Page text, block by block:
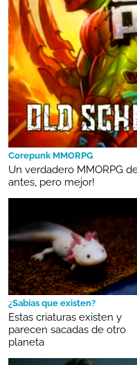
Corepunk MMORPG
Un verdadero MMORPG
antes, pero mejor!
¿Sabías que existen?
Estas criaturas existen y
parecen sacadas de otro
planeta